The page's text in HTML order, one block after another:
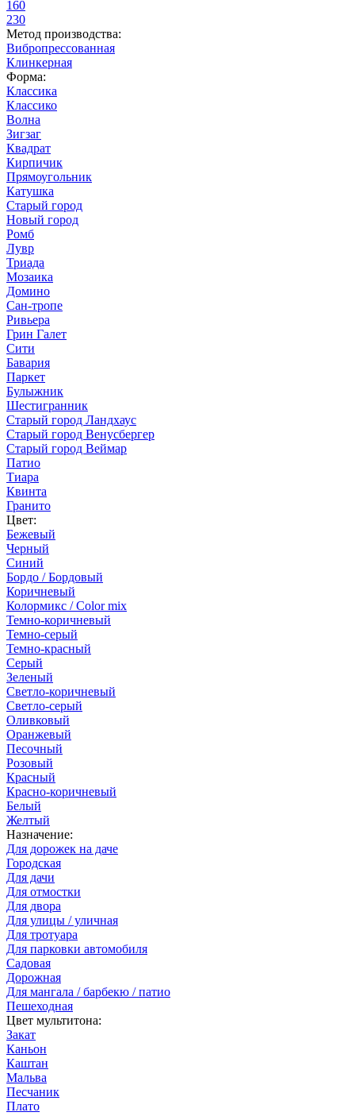
160
230
Метод производства:
Вибропрессованная
Клинкерная
Форма:
Классика
Классико
Волна
Зигзаг
Квадрат
Кирпичик
Прямоугольник
Катушка
Старый город
Новый город
Ромб
Лувр
Триада
Мозаика
Домино
Сан-тропе
Ривьера
Грин Галет
Сити
Бавария
Паркет
Булыжник
Шестигранник
Старый город Ландхаус
Старый город Венусбергер
Старый город Веймар
Патио
Тиара
Квинта
Гранито
Цвет:
Бежевый
Черный
Синий
Бордо / Бордовый
Коричневый
Колормикс / Color mix
Темно-коричневый
Темно-серый
Темно-красный
Серый
Зеленый
Светло-коричневый
Светло-серый
Оливковый
Оранжевый
Песочный
Розовый
Красный
Красно-коричневый
Белый
Желтый
Назначение:
Для дорожек на даче
Городская
Для дачи
Для отмостки
Для двора
Для улицы / уличная
Для тротуара
Для парковки автомобиля
Садовая
Дорожная
Для мангала / барбекю / патио
Пешеходная
Цвет мультитона:
Закат
Каньон
Каштан
Мальва
Песчаник
Плато